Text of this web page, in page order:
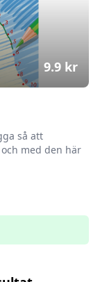
så att
med den här
9.9 kr